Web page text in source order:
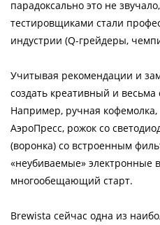
парадоксально это не
тестировщиками стали
индустрии (Q-грейдеры,
Учитывая рекомендации и
создать креативный и
Например, ручная кофемолка,
АэроПресс, рожок со
(воронка) со встроенным
«неубиваемые» электронные
многообещающий старт.
Brewista сейчас одна из